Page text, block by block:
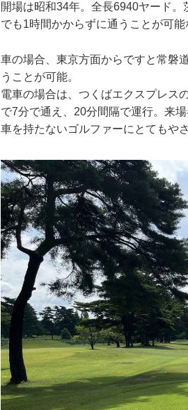
開場は昭和34年。全長6940ヤード
でも1時間かからずに通うことが可能
車の場合、東京方面からですと常磐
うことが可能。
電車の場合は、つくばエクスプレス
で7分で通え、20分間隔で運行。来
車を持たないゴルファーにとてもや